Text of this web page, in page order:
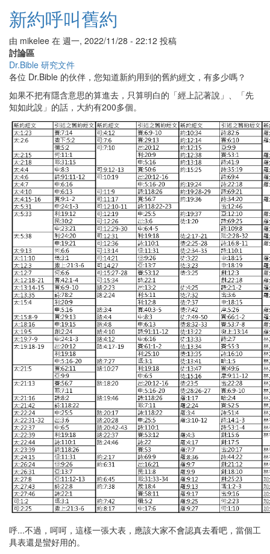
督
一
要
背
的
經
新約呼叫舊約
由 mikelee 在 週一, 2022/11/28 - 22:12 投稿
討論區
Dr.Bible 研究文件
各位 Dr.Bible 的伙伴，您知道新約用到的舊約經文，有多少嗎？
如果不把有隱含意思的算進去，只算明白的「經上記著說」、「先
知如此說」的話，大約有200多個。
呼...不過，呵呵，這樣一張大表，應該大家不會認真去看吧，當個工
具表還是蠻好用的。